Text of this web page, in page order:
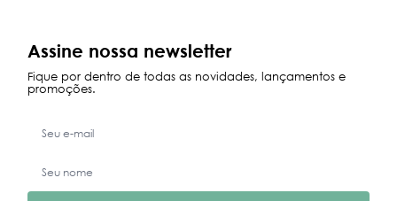
Assine nossa newsletter
Fique por dentro de todas as novidades, lançamentos e
promoções.